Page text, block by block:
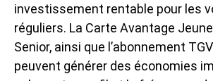
investissement rentable pour les
réguliers. La Carte Avantage
Senior, ainsi que l’abonnement
peuvent générer des économies